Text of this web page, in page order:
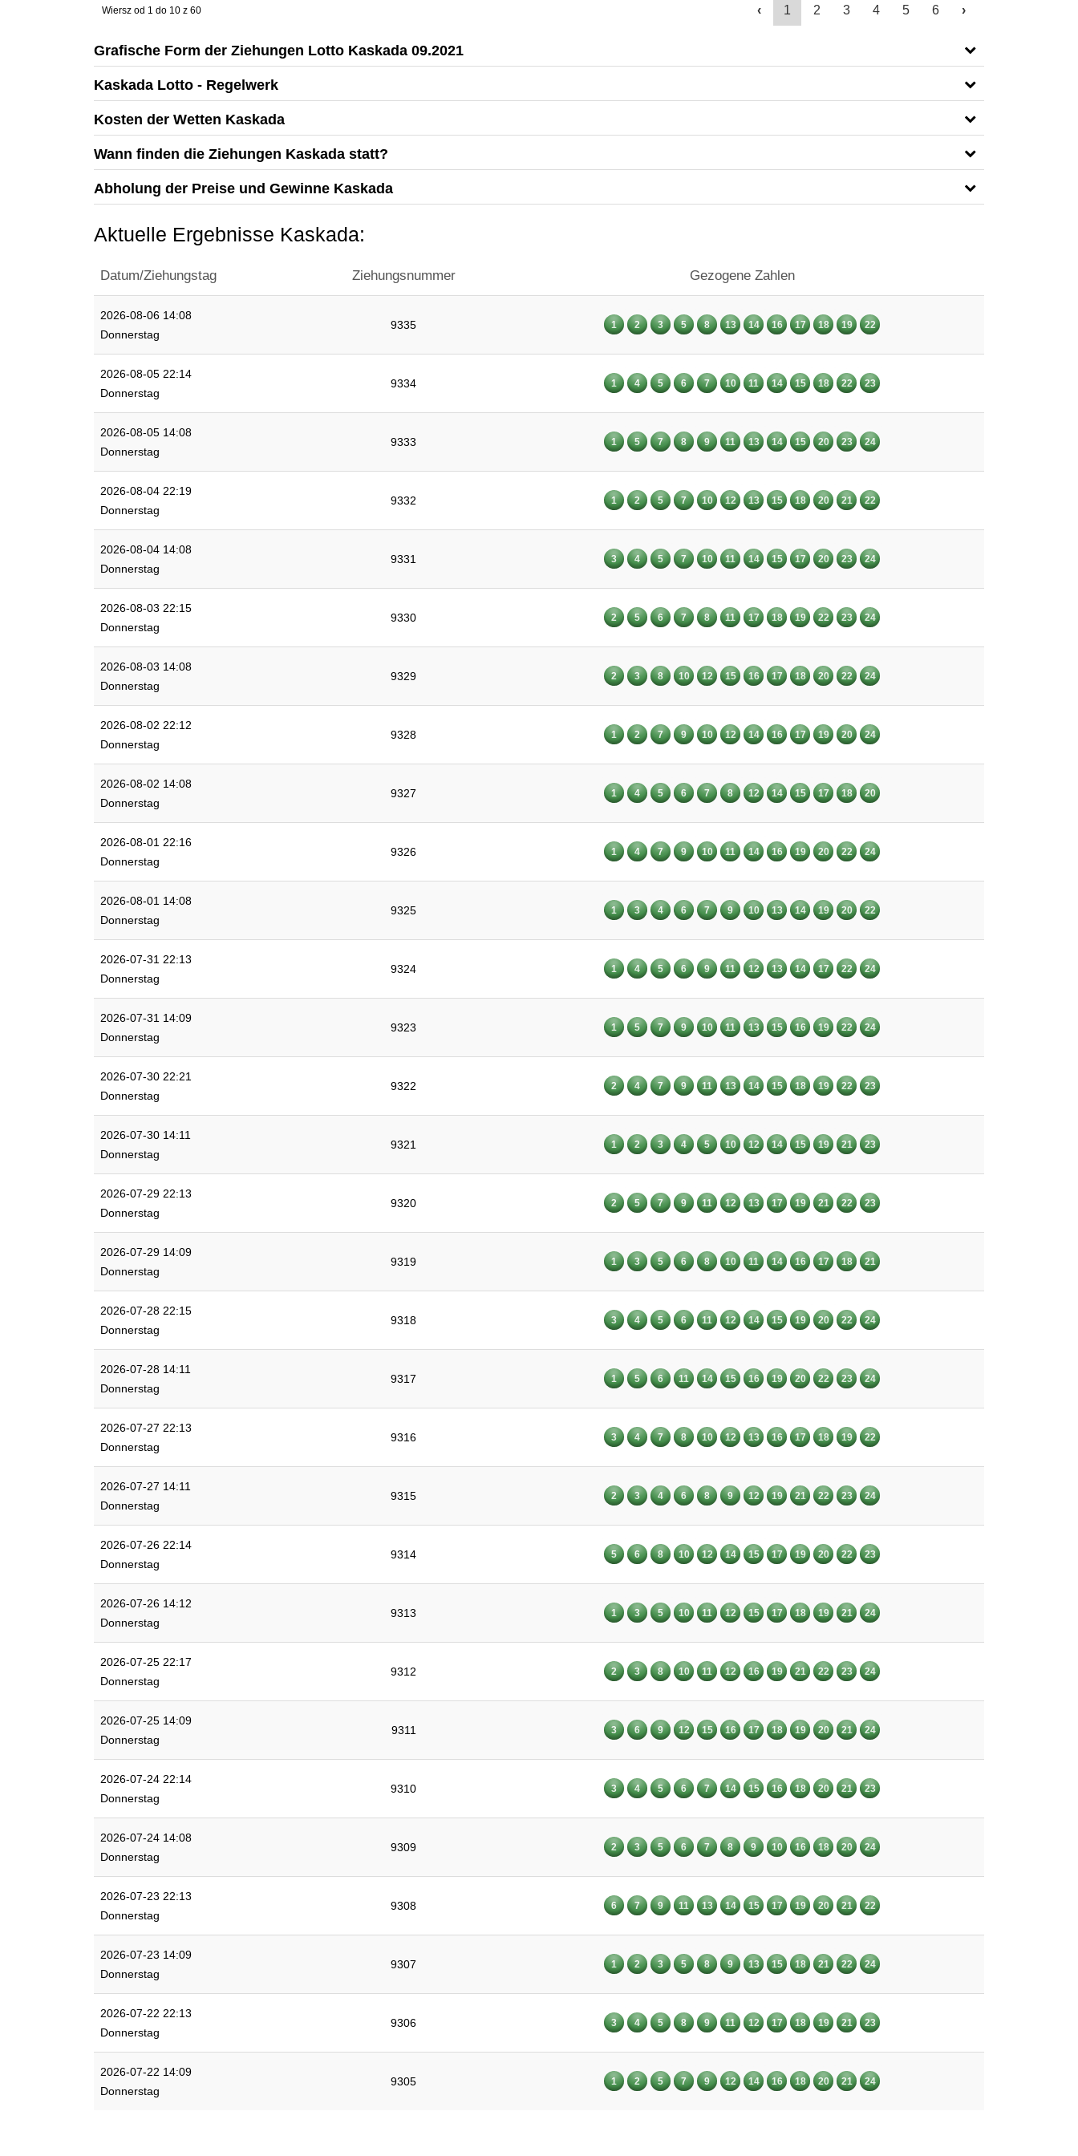
Wiersz od 1 do 10 z 60 ‹ 1 2 3 4 5 6 ›
Grafische Form der Ziehungen Lotto Kaskada 09.2021
Kaskada Lotto - Regelwerk
Kosten der Wetten Kaskada
Wann finden die Ziehungen Kaskada statt?
Abholung der Preise und Gewinne Kaskada
Aktuelle Ergebnisse Kaskada:
Datum/Ziehungstag Ziehungsnummer Gezogene Zahlen
2026-08-06 14:08
Donnerstag
9335 1 2 3 5 8 13 14 16 17 18 19 22
2026-08-05 22:14
Donnerstag
9334 1 4 5 6 7 10 11 14 15 18 22 23
2026-08-05 14:08
Donnerstag
9333 1 5 7 8 9 11 13 14 15 20 23 24
2026-08-04 22:19
Donnerstag
9332 1 2 5 7 10 12 13 15 18 20 21 22
2026-08-04 14:08
Donnerstag
9331 3 4 5 7 10 11 14 15 17 20 23 24
2026-08-03 22:15
Donnerstag
9330 2 5 6 7 8 11 17 18 19 22 23 24
2026-08-03 14:08
Donnerstag
9329 2 3 8 10 12 15 16 17 18 20 22 24
2026-08-02 22:12
Donnerstag
9328 1 2 7 9 10 12 14 16 17 19 20 24
2026-08-02 14:08
Donnerstag
9327 1 4 5 6 7 8 12 14 15 17 18 20
2026-08-01 22:16
Donnerstag
9326 1 4 7 9 10 11 14 16 19 20 22 24
2026-08-01 14:08
Donnerstag
9325 1 3 4 6 7 9 10 13 14 19 20 22
2026-07-31 22:13
Donnerstag
9324 1 4 5 6 9 11 12 13 14 17 22 24
2026-07-31 14:09
Donnerstag
9323 1 5 7 9 10 11 13 15 16 19 22 24
2026-07-30 22:21
Donnerstag
9322 2 4 7 9 11 13 14 15 18 19 22 23
2026-07-30 14:11
Donnerstag
9321 1 2 3 4 5 10 12 14 15 19 21 23
2026-07-29 22:13
Donnerstag
9320 2 5 7 9 11 12 13 17 19 21 22 23
2026-07-29 14:09
Donnerstag
9319 1 3 5 6 8 10 11 14 16 17 18 21
2026-07-28 22:15
Donnerstag
9318 3 4 5 6 11 12 14 15 19 20 22 24
2026-07-28 14:11
Donnerstag
9317 1 5 6 11 14 15 16 19 20 22 23 24
2026-07-27 22:13
Donnerstag
9316 3 4 7 8 10 12 13 16 17 18 19 22
2026-07-27 14:11
Donnerstag
9315 2 3 4 6 8 9 12 19 21 22 23 24
2026-07-26 22:14
Donnerstag
9314 5 6 8 10 12 14 15 17 19 20 22 23
2026-07-26 14:12
Donnerstag
9313 1 3 5 10 11 12 15 17 18 19 21 24
2026-07-25 22:17
Donnerstag
9312 2 3 8 10 11 12 16 19 21 22 23 24
2026-07-25 14:09
Donnerstag
9311 3 6 9 12 15 16 17 18 19 20 21 24
2026-07-24 22:14
Donnerstag
9310 3 4 5 6 7 14 15 16 18 20 21 23
2026-07-24 14:08
Donnerstag
9309 2 3 5 6 7 8 9 10 16 18 20 24
2026-07-23 22:13
Donnerstag
9308 6 7 9 11 13 14 15 17 19 20 21 22
2026-07-23 14:09
Donnerstag
9307 1 2 3 5 8 9 13 15 18 21 22 24
2026-07-22 22:13
Donnerstag
9306 3 4 5 8 9 11 12 17 18 19 21 23
2026-07-22 14:09
Donnerstag
9305 1 2 5 7 9 12 14 16 18 20 21 24